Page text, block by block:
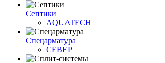
Септики
AQUATECH
Спецарматура
СЕВЕР